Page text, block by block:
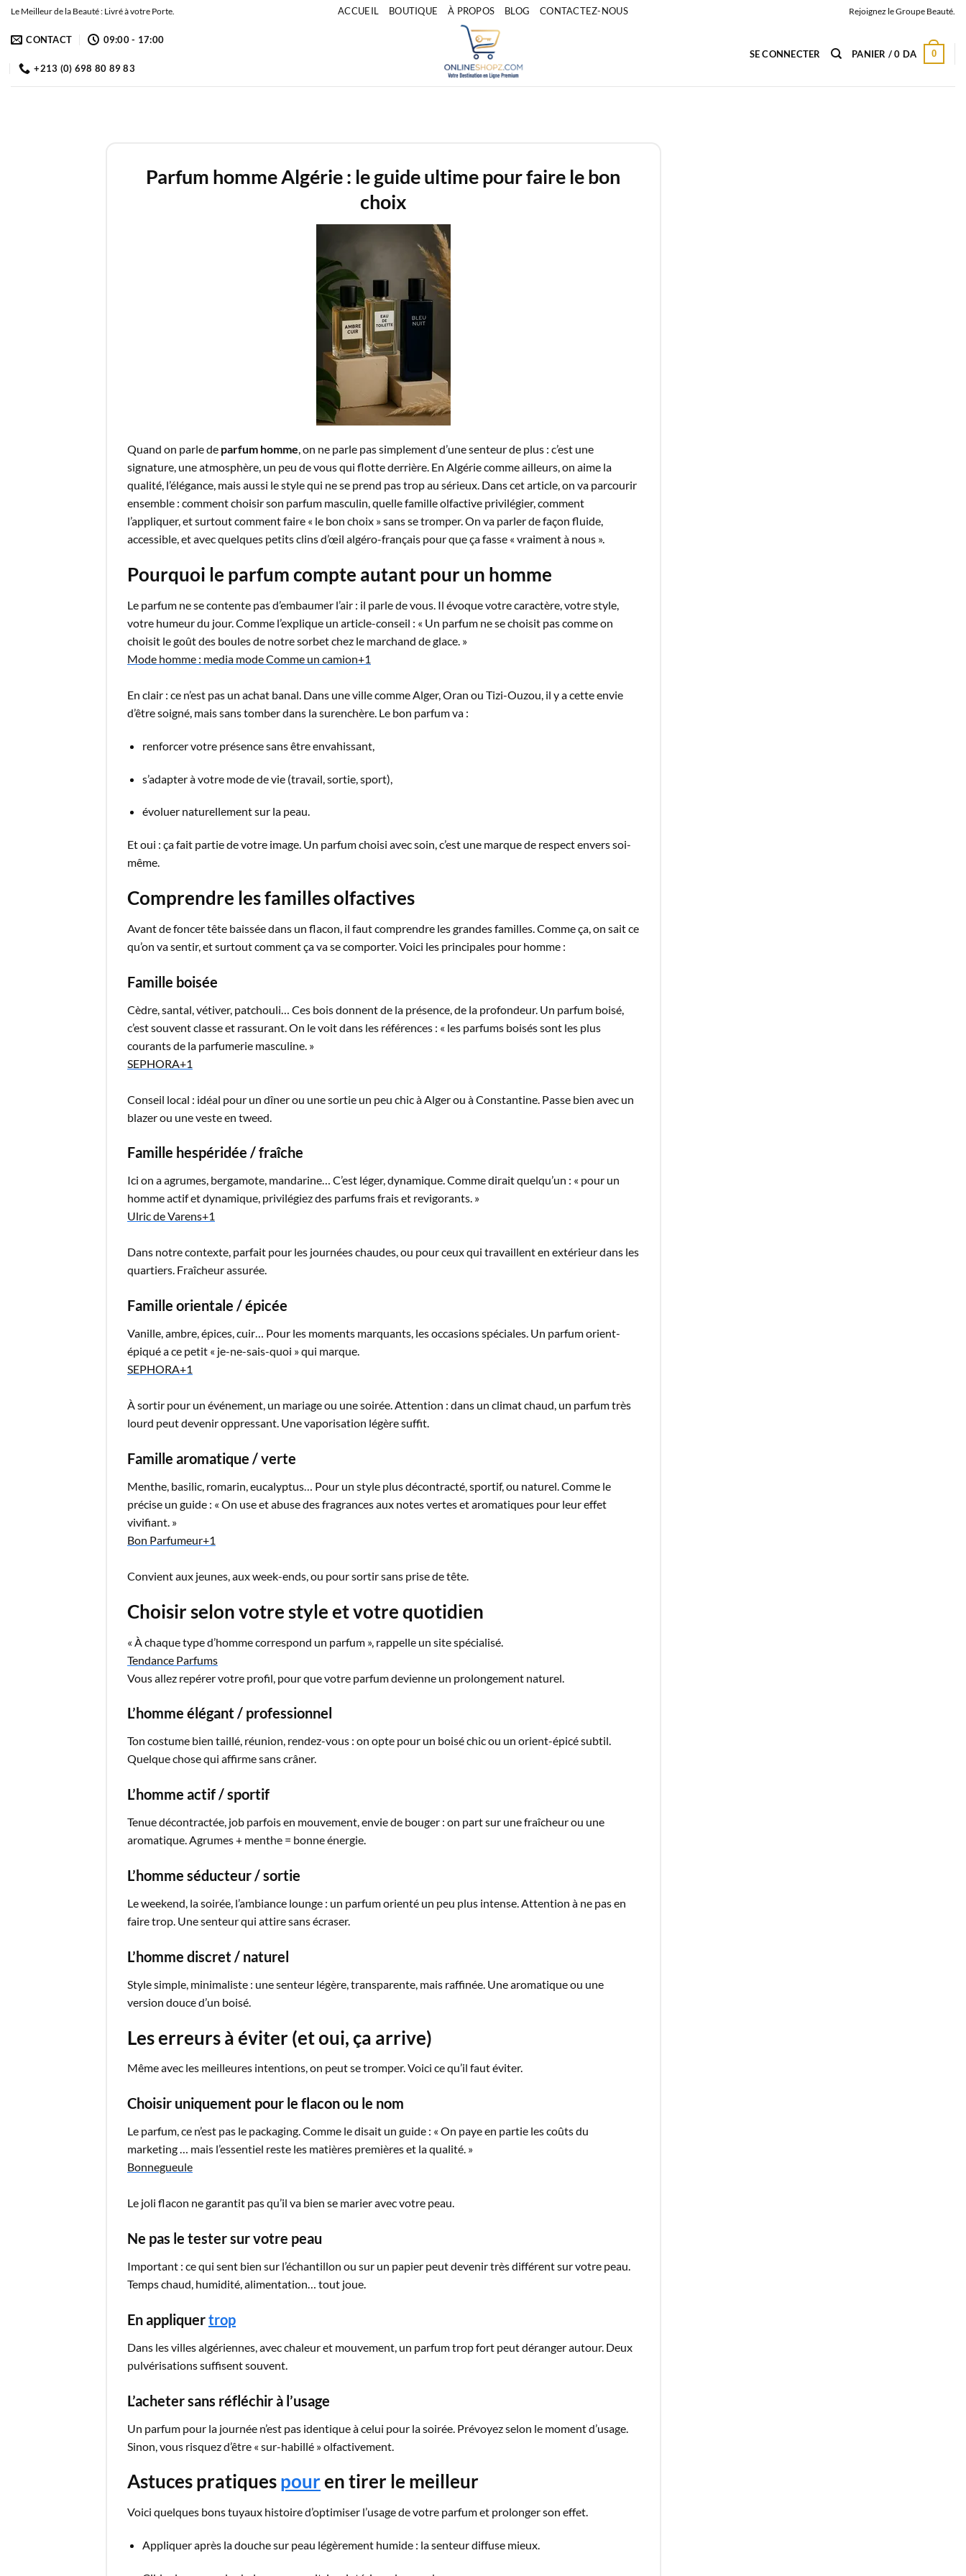
Passer
contenu
Le Meilleur de la Beauté : Livré à votre Porte. ACCUEIL BOUTIQUE À PROPOS BLOG CONTACTEZ-NOUS Rejoignez le Groupe Beauté.
CONTACT 09:00 - 17:00
+213 (0) 698 80 89 83
SE CONNECTER PANIER /0 DA 0
Parfum homme Algérie : le guide ultime pour faire le bon
choix
Quand on parle de parfum homme, on ne parle pas simplement d’une senteur de plus : c’est une
signature, une atmosphère, un peu de vous qui flotte derrière. En Algérie comme ailleurs, on aime la
qualité, l’élégance, mais aussi le style qui ne se prend pas trop au sérieux. Dans cet article, on va parcourir
ensemble : comment choisir son parfum masculin, quelle famille olfactive privilégier, comment
l’appliquer, et surtout comment faire « le bon choix » sans se tromper. On va parler de façon fluide,
accessible, et avec quelques petits clins d’œil algéro-français pour que ça fasse « vraiment à nous ».
Pourquoi le parfum compte autant pour un homme
Le parfum ne se contente pas d’embaumer l’air : il parle de vous. Il évoque votre caractère, votre style,
votre humeur du jour. Comme l’explique un article-conseil : « Un parfum ne se choisit pas comme on
choisit le goût des boules de notre sorbet chez le marchand de glace. »
Mode homme : media mode Comme un camion+1
En clair : ce n’est pas un achat banal. Dans une ville comme Alger, Oran ou Tizi-Ouzou, il y a cette envie
d’être soigné, mais sans tomber dans la surenchère. Le bon parfum va :
renforcer votre présence sans être envahissant,
s’adapter à votre mode de vie (travail, sortie, sport),
évoluer naturellement sur la peau.
Et oui : ça fait partie de votre image. Un parfum choisi avec soin, c’est une marque de respect envers soi-
même.
Comprendre les familles olfactives
Avant de foncer tête baissée dans un flacon, il faut comprendre les grandes familles. Comme ça, on sait ce
qu’on va sentir, et surtout comment ça va se comporter. Voici les principales pour homme :
Famille boisée
Cèdre, santal, vétiver, patchouli… Ces bois donnent de la présence, de la profondeur. Un parfum boisé,
c’est souvent classe et rassurant. On le voit dans les références : « les parfums boisés sont les plus
courants de la parfumerie masculine. »
SEPHORA+1
Conseil local : idéal pour un dîner ou une sortie un peu chic à Alger ou à Constantine. Passe bien avec un
blazer ou une veste en tweed.
Famille hespéridée / fraîche
Ici on a agrumes, bergamote, mandarine… C’est léger, dynamique. Comme dirait quelqu’un : « pour un
homme actif et dynamique, privilégiez des parfums frais et revigorants. »
Ulric de Varens+1
Dans notre contexte, parfait pour les journées chaudes, ou pour ceux qui travaillent en extérieur dans les
quartiers. Fraîcheur assurée.
Famille orientale / épicée
Vanille, ambre, épices, cuir… Pour les moments marquants, les occasions spéciales. Un parfum orient-
épiqué a ce petit « je-ne-sais-quoi » qui marque.
SEPHORA+1
À sortir pour un événement, un mariage ou une soirée. Attention : dans un climat chaud, un parfum très
lourd peut devenir oppressant. Une vaporisation légère suffit.
Famille aromatique / verte
Menthe, basilic, romarin, eucalyptus… Pour un style plus décontracté, sportif, ou naturel. Comme le
précise un guide : « On use et abuse des fragrances aux notes vertes et aromatiques pour leur effet
vivifiant. »
Bon Parfumeur+1
Convient aux jeunes, aux week-ends, ou pour sortir sans prise de tête.
Choisir selon votre style et votre quotidien
« À chaque type d’homme correspond un parfum », rappelle un site spécialisé.
Tendance Parfums
Vous allez repérer votre profil, pour que votre parfum devienne un prolongement naturel.
L’homme élégant / professionnel
Ton costume bien taillé, réunion, rendez-vous : on opte pour un boisé chic ou un orient-épicé subtil.
Quelque chose qui affirme sans crâner.
L’homme actif / sportif
Tenue décontractée, job parfois en mouvement, envie de bouger : on part sur une fraîcheur ou une
aromatique. Agrumes + menthe = bonne énergie.
L’homme séducteur / sortie
Le weekend, la soirée, l’ambiance lounge : un parfum orienté un peu plus intense. Attention à ne pas en
faire trop. Une senteur qui attire sans écraser.
L’homme discret / naturel
Style simple, minimaliste : une senteur légère, transparente, mais raffinée. Une aromatique ou une
version douce d’un boisé.
Les erreurs à éviter (et oui, ça arrive)
Même avec les meilleures intentions, on peut se tromper. Voici ce qu’il faut éviter.
Choisir uniquement pour le flacon ou le nom
Le parfum, ce n’est pas le packaging. Comme le disait un guide : « On paye en partie les coûts du
marketing … mais l’essentiel reste les matières premières et la qualité. »
Bonnegueule
Le joli flacon ne garantit pas qu’il va bien se marier avec votre peau.
Ne pas le tester sur votre peau
Important : ce qui sent bien sur l’échantillon ou sur un papier peut devenir très différent sur votre peau.
Temps chaud, humidité, alimentation… tout joue.
En appliquertrop
Dans les villes algériennes, avec chaleur et mouvement, un parfum trop fort peut déranger autour. Deux
pulvérisations suffisent souvent.
L’acheter sans réfléchir à l’usage
Un parfum pour la journée n’est pas identique à celui pour la soirée. Prévoyez selon le moment d’usage.
Sinon, vous risquez d’être « sur-habillé » olfactivement.
Astuces pratiques pouren tirer le meilleur
Voici quelques bons tuyaux histoire d’optimiser l’usage de votre parfum et prolonger son effet.
Appliquer après la douche sur peau légèrement humide : la senteur diffuse mieux.